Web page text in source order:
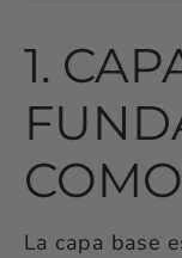
1.
La capa base